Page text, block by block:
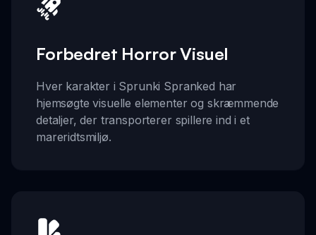
Forbedret Horror Visuel
Hver karakter i Sprunki Spranked har
hjemsøgte visuelle elementer og skræmmende
detaljer, der transporterer spillere ind i et
mareridtsmiljø.